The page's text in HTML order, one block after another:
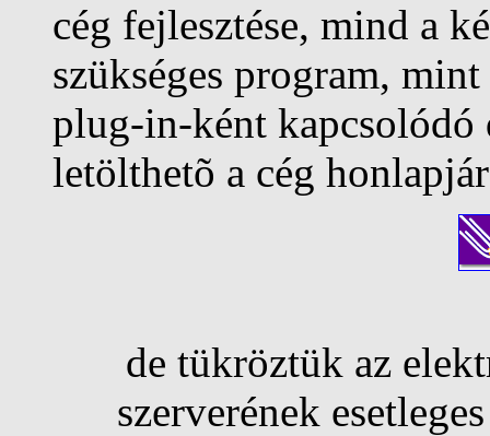
cég fejlesztése, mind a
szükséges program,
plug-in-ként
letölthetõ a cég
de tükröztük az
szerverének